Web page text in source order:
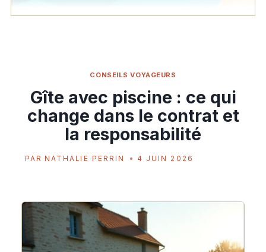
CONSEILS VOYAGEURS
Gîte avec piscine : ce qui
change dans le contrat et
la responsabilité
PAR NATHALIE PERRIN 4 JUIN 2026